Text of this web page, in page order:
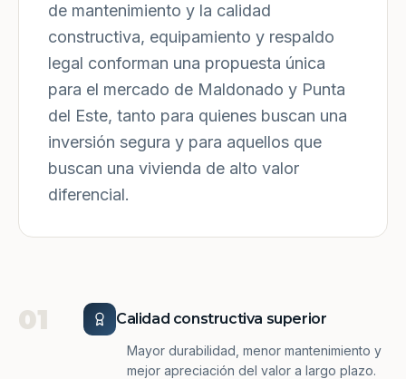
de mantenimiento y la calidad
constructiva, equipamiento y respaldo
legal conforman una propuesta única
para el mercado de Maldonado y Punta
del Este, tanto para quienes buscan una
inversión segura y para aquellos que
buscan una vivienda de alto valor
diferencial.
01 Calidad constructiva superior
Mayor durabilidad, menor mantenimiento y
mejor apreciación del valor a largo plazo.